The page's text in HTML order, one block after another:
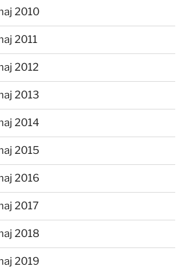
2010
2011
2012
2013
2014
2015
2016
2017
2018
2019